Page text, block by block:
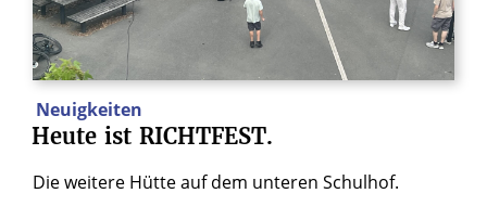
Neuigkeiten
Heute ist RICHTFEST.
Die weitere Hütte auf dem unteren Schulhof.